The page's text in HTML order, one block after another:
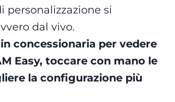
personalizzazione si
dal vivo.
concessionaria per vedere
Easy, toccare con mano le
la configurazione più